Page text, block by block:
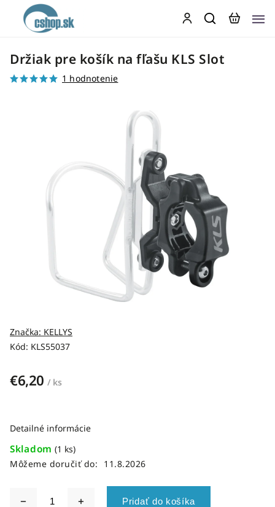
Držiak pre košík na fľašu KLS Slot
1 hodnotenie
Kód: KLS55037
Značka: KELLYS
€6,20 / ks
Skladom (1 ks)
Môžeme doručiť do:
11.8.2026
Pridať do košíka
Detailné informácie